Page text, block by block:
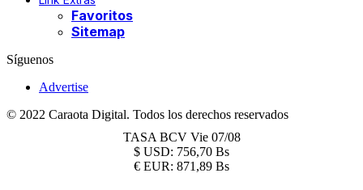
Favoritos
Sitemap
Síguenos
Advertise
© 2022 Caraota Digital. Todos los derechos reservados
TASA BCV Vie 07/08
$ USD: 756,70 Bs
€ EUR: 871,89 Bs